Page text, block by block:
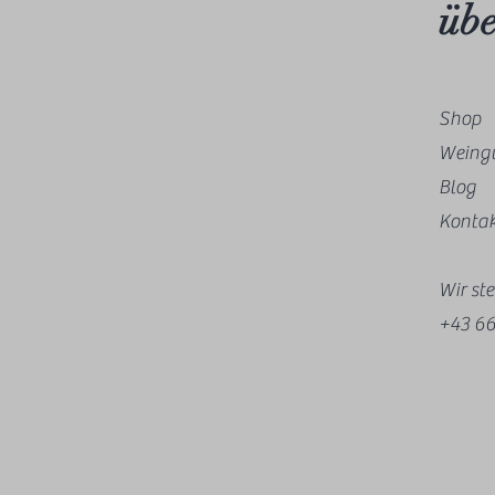
Shop
Blog
Wir
+43